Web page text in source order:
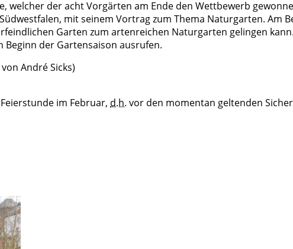
welcher der acht Vorgärten am Ende den Wettbewerb
mit seinem Vortrag zum Thema Naturgarten. Am
Garten zum artenreichen Naturgarten gelingen
der Gartensaison ausrufen.
André Sicks)
im Februar, d.h. vor den momentan geltenden